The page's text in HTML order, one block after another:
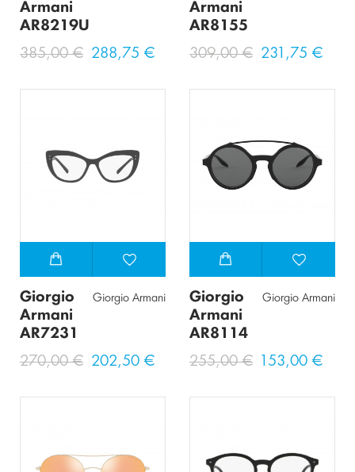
Armani
AR8219U
385,00 € 288,75 €
Armani
AR8155
309,00 € 231,75 €
Giorgio
Armani
AR7231
Giorgio Armani
270,00 € 202,50 €
Giorgio
Armani
AR8114
Giorgio Armani
255,00 € 153,00 €